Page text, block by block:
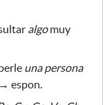
algomuy
una persona
espon.